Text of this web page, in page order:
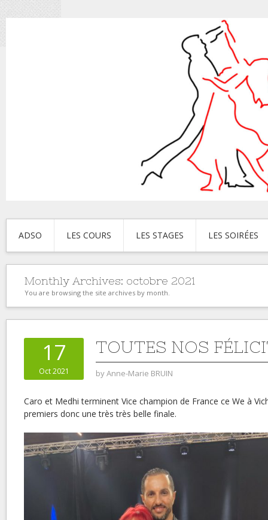
ADSO LES COURS LES STAGES LES SOIRÉES
Monthly Archives: octobre 2021
You are browsing the site archives by month.
17
Oct 2021
TOUTES NOS
byAnne-Marie BRUIN
Caro et Medhi terminent Vice champion de France ce We à
premiers donc une très très belle finale.